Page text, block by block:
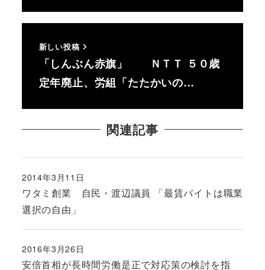
新しい投稿
「しんぶん赤旗」 ＮＴＴ ５０歳
定年廃止、労組「たたかいの…
関連記事
ワタミ創業 自民・渡辺議員 「最賃バイトは職業
選択の自由」
投稿日
2014年3月11日
安倍首相が長時間労働是正で対応策の検討を指
投稿日
2016年3月26日